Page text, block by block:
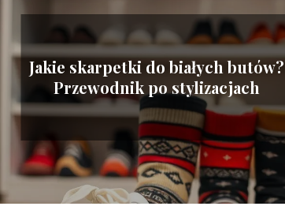
Jakie skarpetki do białych butów?
Przewodnik po stylizacjach